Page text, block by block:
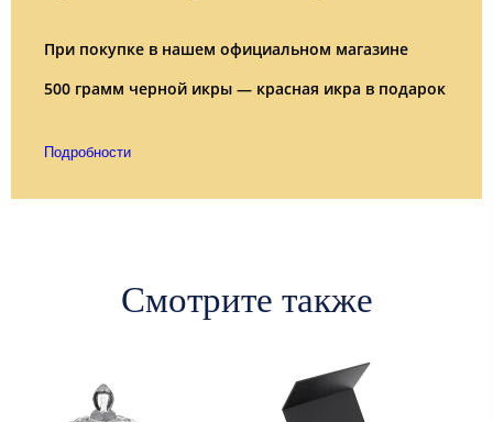
При покупке в нашем официальном магазине
500 грамм черной икры — красная икра в подарок
Подробности
Смотрите также